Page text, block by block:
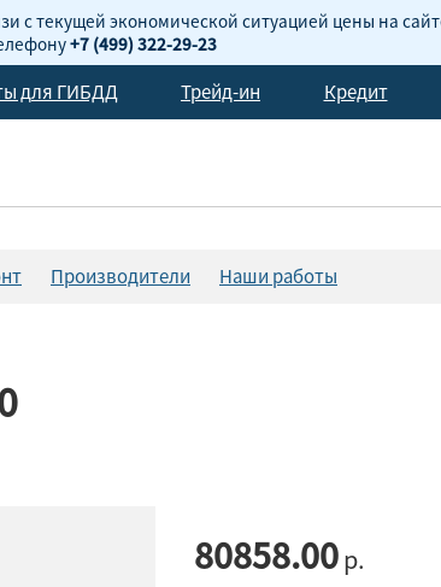
с текущей экономической ситуацией цены на
+7 (499) 322-29-23
для ГИБДД Трейд-ин Кредит
Производители Наши работы
80858.00р.